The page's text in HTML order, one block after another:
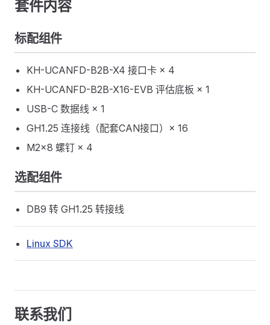
套件内容
标配组件
KH-UCANFD-B2B-X4 接口卡 × 4
KH-UCANFD-B2B-X16-EVB 评估底板 × 1
USB-C 数据线 × 1
GH1.25 连接线（配套CAN接口）× 16
M2×8 螺钉 × 4
选配组件
DB9 转 GH1.25 转接线
Linux SDK
联系我们